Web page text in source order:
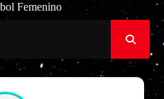
Femenino